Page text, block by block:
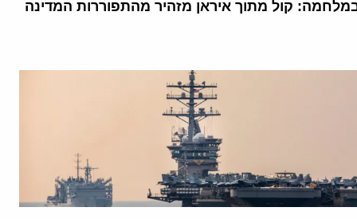
קול מתוך איראן מזהיר מהתפוררות המדינה